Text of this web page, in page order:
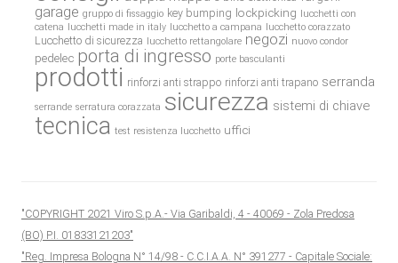
garage gruppo di fissaggio key bumping lockpicking
lucchetti con
catena
lucchetti made in italy lucchetto a campana lucchetto corazzato
Lucchetto di sicurezza lucchetto rettangolare negozi nuovo condor
pedelec porta di ingresso porte basculanti
prodotti rinforzi anti strappo rinforzi anti trapano serranda
serrande serratura corazzata sicurezza sistemi di chiave
tecnica test resistenza lucchetto uffici
"COPYRIGHT 2021 Viro S.p.A.- Via Garibaldi, 4 - 40069 - Zola Predosa
(BO) P.I. 01833121203"
"Reg. Impresa Bologna N° 14/98 - C.C.I.A.A. N° 391277 - Capitale Sociale: